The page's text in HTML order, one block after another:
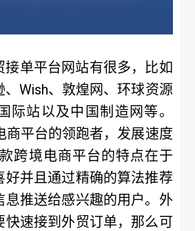
接单平台网站有很多，比如
Wish、敦煌网、环球资源
际站以及中国制造网等。
商平台的领跑者，发展速度
跨境电商平台的特点在于
好并且通过精确的算法推荐
息推送给感兴趣的用户。外
快速接到外贸订单，那么可